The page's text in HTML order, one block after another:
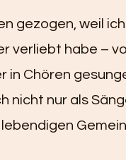
gezogen, weil
verliebt habe –
in Chören
nicht nur als